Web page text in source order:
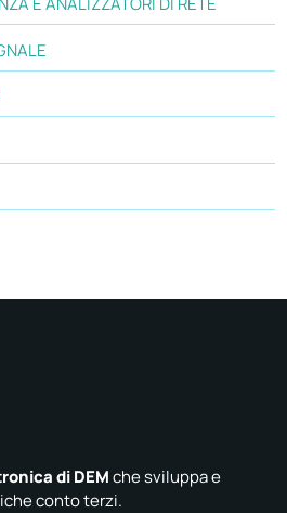
di DEMche sviluppa e
conto terzi.